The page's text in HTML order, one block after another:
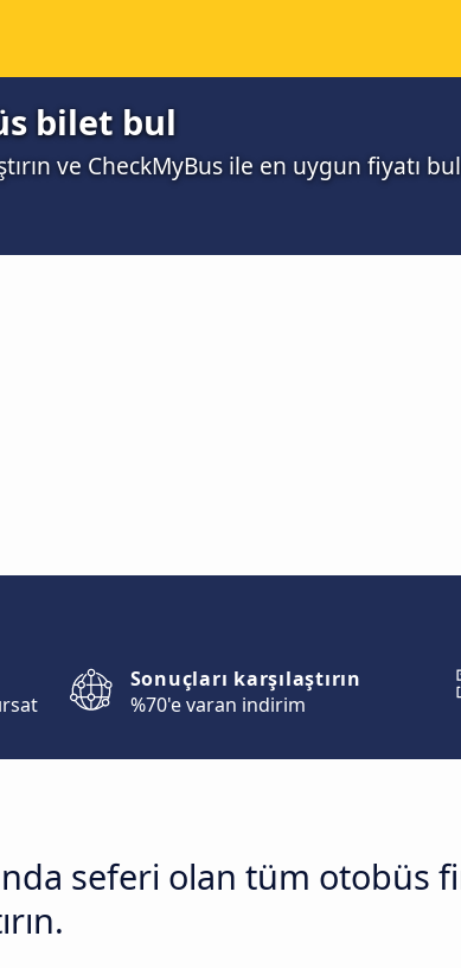
bilet bul
ve CheckMyBus ile en uygun fiyatı
Sonuçları karşılaştırın
%70'e varan indirim
seferi olan tüm otobüs